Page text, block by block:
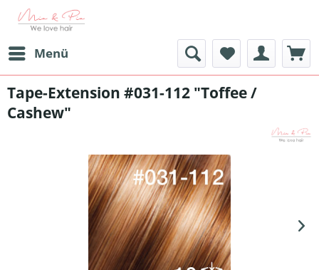
Menü
Tape-Extension #031-112 "Toffee /
Cashew"